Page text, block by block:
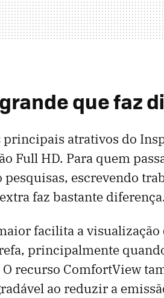
que faz
principais atrativos do
Full HD. Para quem
pesquisas, escrevendo
faz bastante diferença.
facilita a
principalmente
O recurso ComfortView
ao reduzir a